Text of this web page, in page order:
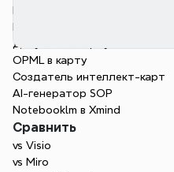
Документ в карту
OPML в карту
Создатель интеллект-карт
AI-генератор SOP
Notebooklm в Xmind
Сравнить
vs Visio
vs Miro